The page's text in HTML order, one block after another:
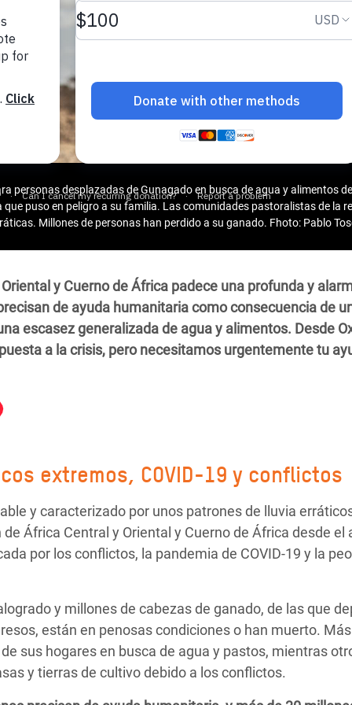
y Alimentaria
Oriental
del Sur
Refugiados Rohinyá
Yemen
personas desplazadas de Gunagado en busca de agua y alimentos
puso en peligro a su familia. Las comunidades pastoralistas de la
Millones de personas han perdido a su ganado. Fhoto: Pablo
y Cuerno de África padece una profunda y
de ayuda humanitaria como consecuencia de
escasez generalizada de agua y alimentos. Desde
a la crisis, pero necesitamos urgentemente tu
extremos, COVID-19 y conflictos
y caracterizado por unos patrones de lluvia
África Central y Oriental y Cuerno de África desde el
por los conflictos, la pandemia de COVID-19 y la
y millones de cabezas de ganado, de las que
están en penosas condiciones o han muerto.
sus hogares en busca de agua y pastos, mientras
y tierras de cultivo debido a los conflictos.